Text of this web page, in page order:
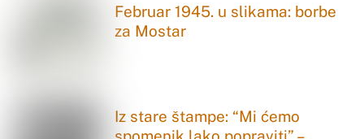
Februar 1945. u slikama: borbe
za Mostar
Iz stare štampe: “Mi ćemo